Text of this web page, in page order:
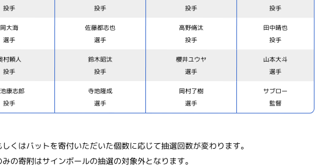
投手 投手 投手 投手
岡大海
選手
佐藤都志也
選手
高野脩汰
投手
田中晴也
投手
村頼人
投手
鈴木昭汰
投手
櫻井ユウヤ
選手
山本大斗
選手
康志郎
投手
寺地隆成
選手
岡村了樹
選手
サブロー
監督
くはバットを寄付いただいた個数に応じて抽選回数が変わります。
の寄附はサインボールの抽選の対象外となります。